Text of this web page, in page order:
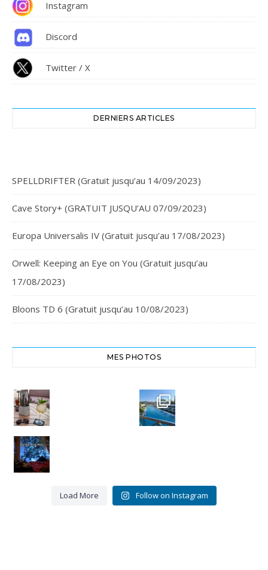
Instagram
Discord
Twitter / X
DERNIERS ARTICLES
SPELLDRIFTER (Gratuit jusqu’au 14/09/2023)
Cave Story+ (GRATUIT JUSQU’AU 07/09/2023)
Europa Universalis IV (Gratuit jusqu’au 17/08/2023)
Orwell: Keeping an Eye on You (Gratuit jusqu’au
17/08/2023)
Bloons TD 6 (Gratuit jusqu’au 10/08/2023)
MES PHOTOS
Cheers,
santé
#chania
#crete
resort
3
0
Crête
Euphoria
Resort
Bye bye
Miou-
Miou.
Merci
Load More Follow on Instagram